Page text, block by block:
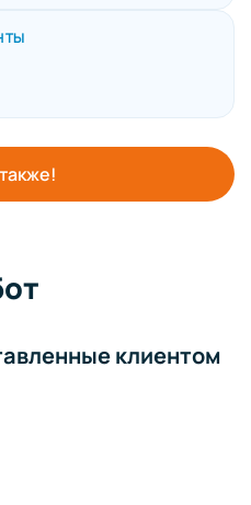
клиентом